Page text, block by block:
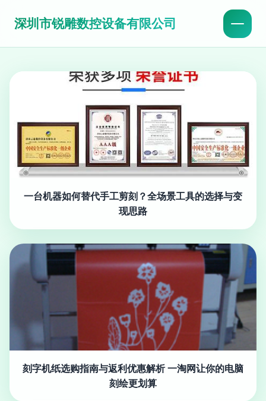
深圳市锐雕数控设备有限公司
一台机器如何替代手工剪刻？全场景工具的选择与变
现思路
刻字机纸选购指南与返利优惠解析 一淘网让你的电脑
刻绘更划算